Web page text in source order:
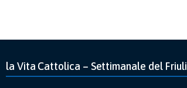
la Vita Cattolica – Settimanale del Friuli